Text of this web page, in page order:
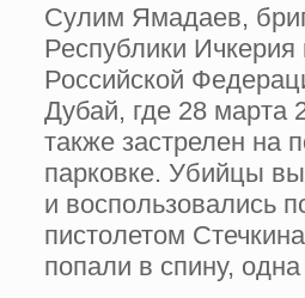
Сулим Ямадаев,
Республики Ичкерия
Российской
Дубай, где 28 марта
также застрелен на
парковке. Убийцы
и воспользовались
пистолетом
попали в спину,